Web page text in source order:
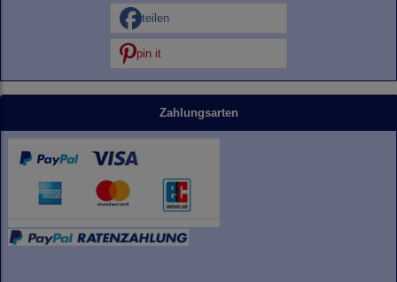
teilen
pin it
Zahlungsarten